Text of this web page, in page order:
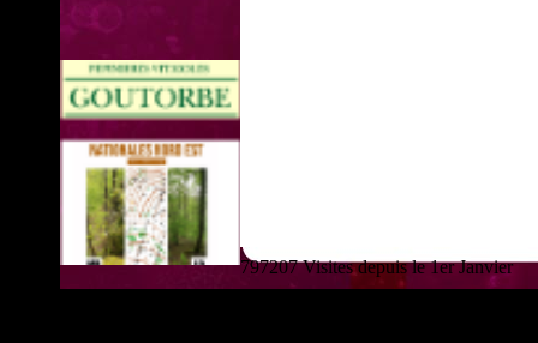
797207 Visites depuis le 1er Janvier